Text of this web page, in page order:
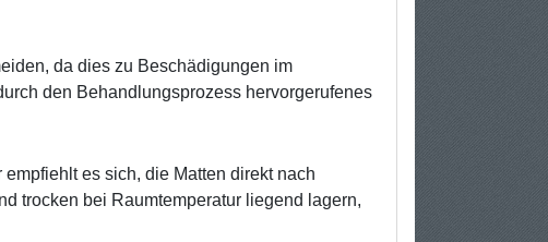
da dies zu Beschädigungen im
den Behandlungsprozess hervorgerufenes
es sich, die Matten direkt nach
trocken bei Raumtemperatur liegend lagern,